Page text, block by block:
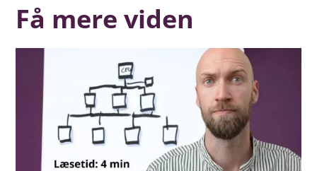
Få mere viden